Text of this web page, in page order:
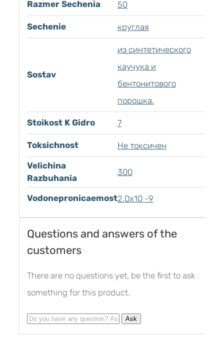
Razmer Sechenia 50
Sechenie круглая
Sostav
из синтетического
каучука и
бентонитового
порошка.
Stoikost K Gidro 7
Toksichnost
Не токсичен
Velichina
Razbuhania
300
Vodonepronicaemost2.0х10 -9
Questions and answers of the
customers
There are no questions yet, be the first to ask
something for this product.